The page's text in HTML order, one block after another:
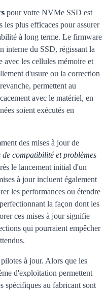
pour votre NVMe SSD est
les plus efficaces pour assurer
à long terme. Le firmware
interne du SSD, régissant la
les cellules mémoire et
d'usure ou la correction
permettent au
avec le matériel, en
soient exécutés en
des mises à jour de
de compatibilité et problèmes
le lancement initial d'un
à jour incluent également
les performances ou étendre
la façon dont les
ces mises à jour signifie
qui pourraient empêcher
à jour. Alors que les
d'exploitation permettent
spécifiques au fabricant sont